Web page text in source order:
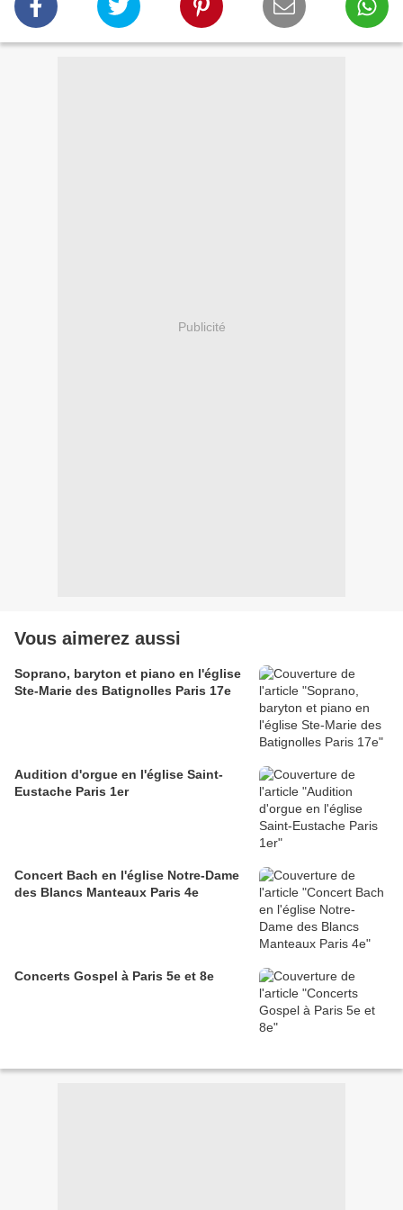
Publicité
Vous aimerez aussi
Soprano, baryton et piano en l'église
Ste-Marie des Batignolles Paris 17e
Audition d'orgue en l'église Saint-
Eustache Paris 1er
Concert Bach en l'église Notre-Dame
des Blancs Manteaux Paris 4e
Concerts Gospel à Paris 5e et 8e